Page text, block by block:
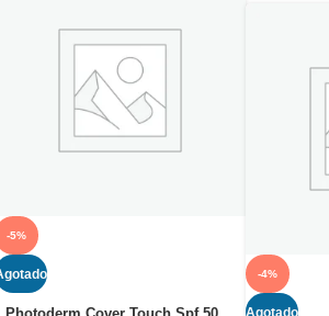
-5%
-4%
Agotado